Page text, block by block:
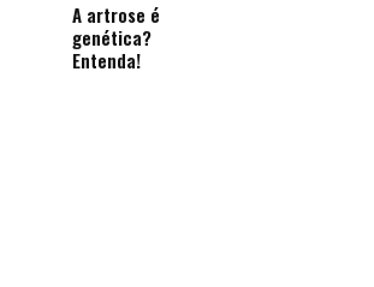
A artrose é
genética?
Entenda!